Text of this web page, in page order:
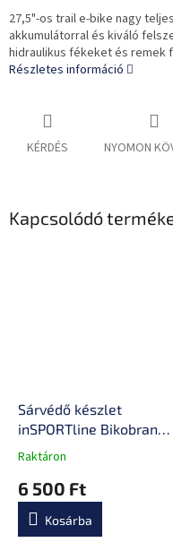
27,5"-os trail e-bike nagy
akkumulátorral és kiváló
hidraulikus fékeket és remek
Részletes információ
KÉRDÉS NYOMON
Kapcsolódó
Sárvédő készlet
inSPORTline Bikobran
27,5"-29"
A
átlagos
értékelése
Raktáron
6 500 Ft
Kosárba